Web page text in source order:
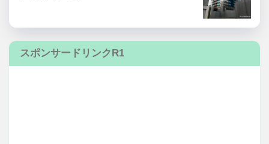
スポンサードリンクR1